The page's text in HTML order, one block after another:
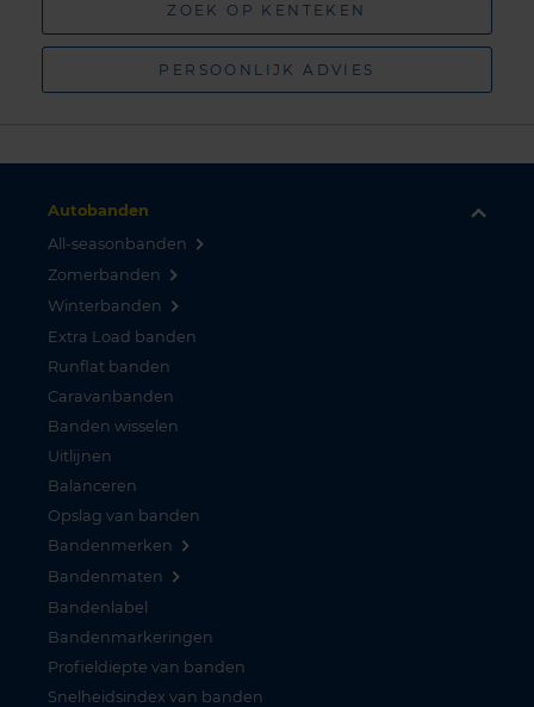
ZOEK OP KENTEKEN
PERSOONLIJK ADVIES
Autobanden
All-seasonbanden
Zomerbanden
Winterbanden
Extra Load banden
Runflat banden
Caravanbanden
Banden wisselen
Uitlijnen
Balanceren
Opslag van banden
Bandenmerken
Bandenmaten
Bandenlabel
Bandenmarkeringen
Profieldiepte van banden
Snelheidsindex van banden